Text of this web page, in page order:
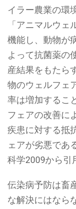
イラー農業の環
「アニマルウ
機能し、動物が
よって抗菌薬の
産結果をもたら
物のウェルフェ
率は増加するこ
フェアの改善に
疾患に対する抵
ェアが劣悪であ
科学2009から引
伝染病予防は畜
な解決にはなら